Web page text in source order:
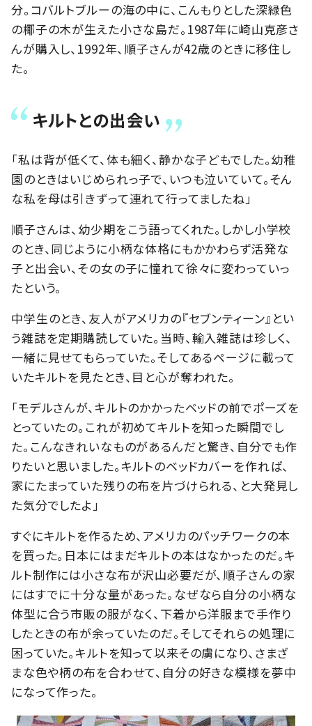
分。コバルトブルーの海の中に、こんもりとした深緑色
の椰子の木が生えた小さな島だ。1987年に崎山克彦さ
んが購入し、1992年、順子さんが42歳のときに移住し
た。
キルトとの出会い
「私は背が低くて、体も細く、静かな子どもでした。幼稚
園のときはいじめられっ子で、いつも泣いていて。そん
な私を母は引きずって連れて行ってましたね」
順子さんは、幼少期をこう語ってくれた。しかし小学校
のとき、同じように小柄な体格にもかかわらず活発な
子と出会い、その女の子に憧れて徐々に変わっていっ
たという。
中学生のとき、友人がアメリカの『セブンティーン』とい
う雑誌を定期購読していた。当時、輸入雑誌は珍しく、
一緒に見せてもらっていた。そしてあるページに載って
いたキルトを見たとき、目と心が奪われた。
「モデルさんが、キルトのかかったベッドの前でポーズを
とっていたの。これが初めてキルトを知った瞬間でし
た。こんなきれいなものがあるんだと驚き、自分でも作
りたいと思いました。キルトのベッドカバーを作れば、
家にたまっていた残りの布を片づけられる、と大発見し
た気分でしたよ」
すぐにキルトを作るため、アメリカのパッチワークの本
を買った。日本にはまだキルトの本はなかったのだ。キ
ルト制作には小さな布が沢山必要だが、順子さんの家
にはすでに十分な量があった。なぜなら自分の小柄な
体型に合う市販の服がなく、下着から洋服まで手作り
したときの布が余っていたのだ。そしてそれらの処理に
困っていた。キルトを知って以来その虜になり、さまざ
まな色や柄の布を合わせて、自分の好きな模様を夢中
になって作った。